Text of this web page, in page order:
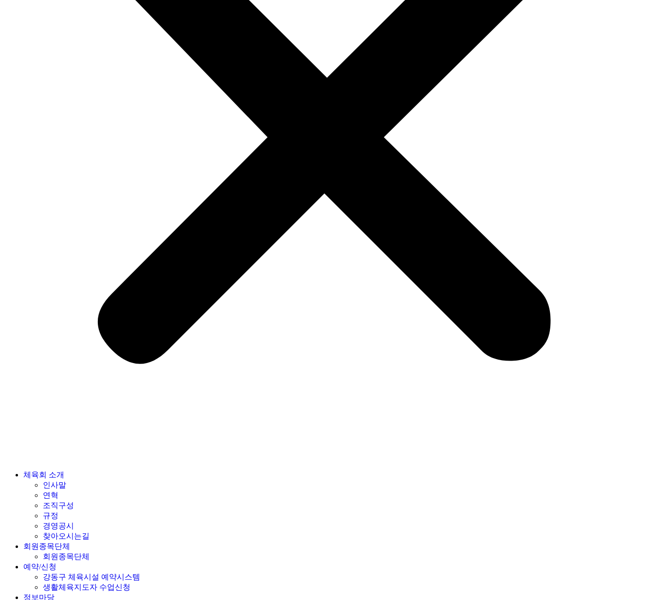
체육회 소개
인사말
연혁
조직구성
규정
경영공시
찾아오시는길
회원종목단체
회원종목단체
예약/신청
강동구 체육시설 예약시스템
생활체육지도자 수업신청
정보마당